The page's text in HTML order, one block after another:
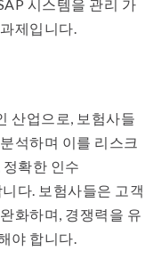
시스템을 관리 가
제입니다.
산업으로, 보험사들
석하며 이를 리스크
확한 인수
다. 보험사들은 고객
화하며, 경쟁력을 유
야 합니다.